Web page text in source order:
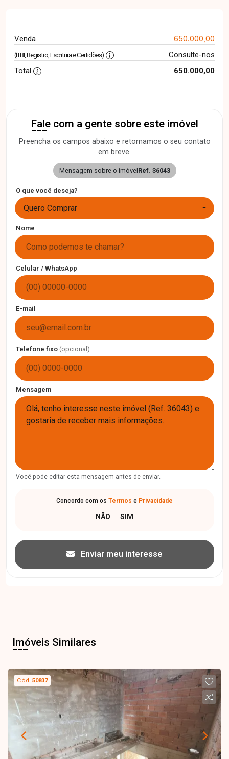
Venda 650.000,00
(ITBI, Registro, Escritura e Certidões)
Consulte-nos
Total
650.000,00
Fale com a gente sobre este imóvel
Preencha os campos abaixo e retornamos o seu contato
em breve.
Mensagem sobre o imóvelRef. 36043
O que você deseja?
Quero Comprar
Nome
Celular / WhatsApp
E-mail
Telefone fixo (opcional)
Mensagem
Você pode editar esta mensagem antes de enviar.
Concordo com os Termos e Privacidade
Enviar meu interesse
Imóveis Similares
Cód.50837